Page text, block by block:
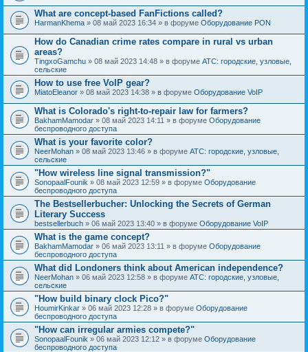
What are concept-based FanFictions called?
HarmanKhema » 08 май 2023 16:34 » в форуме Оборудование PON
How do Canadian crime rates compare in rural vs urban
areas?
TingxoGamchu » 08 май 2023 14:48 » в форуме АТС: городские, узловые,
сельские
How to use free VoIP gear?
MiatoEleanor » 08 май 2023 14:38 » в форуме Оборудование VoIP
What is Colorado's right-to-repair law for farmers?
BakhamMamodar » 08 май 2023 14:11 » в форуме Оборудование
беспроводного доступа
What is your favorite color?
NeerMohan » 08 май 2023 13:46 » в форуме АТС: городские, узловые,
сельские
"How wireless line signal transmission?"
SonopaalFounik » 08 май 2023 12:59 » в форуме Оборудование
беспроводного доступа
The Bestsellerbucher: Unlocking the Secrets of German
Literary Success
bestsellerbuch » 06 май 2023 13:40 » в форуме Оборудование VoIP
What is the game concept?
BakhamMamodar » 06 май 2023 13:11 » в форуме Оборудование
беспроводного доступа
What did Londoners think about American independence?
NeerMohan » 06 май 2023 12:58 » в форуме АТС: городские, узловые,
сельские
"How build binary clock Pico?"
HoumirKinkar » 06 май 2023 12:28 » в форуме Оборудование
беспроводного доступа
"How can irregular armies compete?"
SonopaalFounik » 06 май 2023 12:12 » в форуме Оборудование
беспроводного доступа